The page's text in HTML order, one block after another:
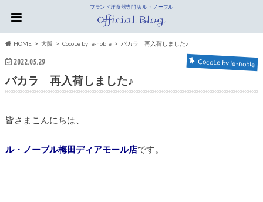
ブランド洋食器専門店 ル・ノーブル
HOME 大阪 CocoLe by le-noble バカラ 再入荷しました♪
2022.05.29 CocoLe by le-noble
バカラ 再入荷しました♪
皆さまこんにちは、
ル・ノーブル梅田ディアモール店です。